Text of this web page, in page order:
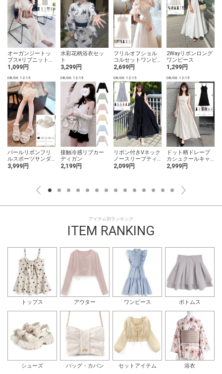
オーガンジートッ
プス×リブニットワ
ンピースセットア
1,099円
水彩花柄浴衣セッ
ト
3,299円
フリルオフショル
コルセットワンピ
ース
2,699円
2Wayリボンロング
ワンピース
1,299円
08/06 12:15
パールリボンフリ
ルスポーツサンダ
ル
3,999円
08/06 12:15
接触冷感リブカー
ディガン
2,199円
08/06 12:15
リボン付きVネック
ノースリーブティ
アードワンピース
2,099円
08/06 12:15
ドット柄ドレープ
カシュクールキャ
ミソールワンピー
2,999円
アイテム別ランキング
ITEM RANKING
トップス アウター ワンピース ボトムス
シューズ バッグ・カバン セットアイテム 浴衣